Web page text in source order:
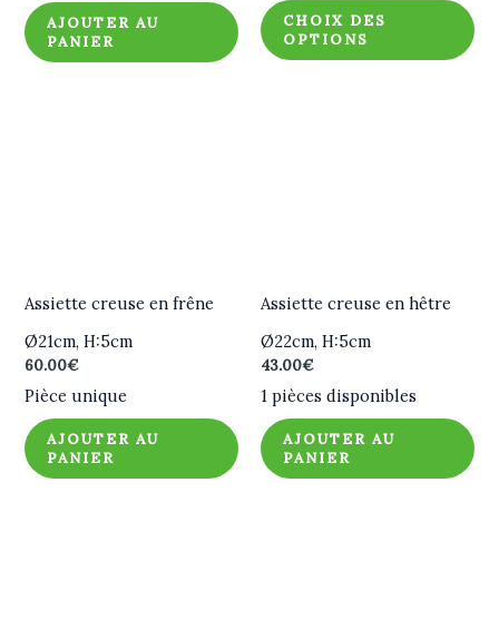
AJOUTER AU
PANIER
CHOIX DES
OPTIONS
Assiette creuse en frêne
Ø21cm, H:5cm
60.00€
Pièce unique
AJOUTER AU
PANIER
Assiette creuse en hêtre
Ø22cm, H:5cm
43.00€
1 pièces disponibles
AJOUTER AU
PANIER